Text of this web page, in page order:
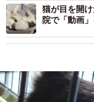
猫が目を開
院で「動画